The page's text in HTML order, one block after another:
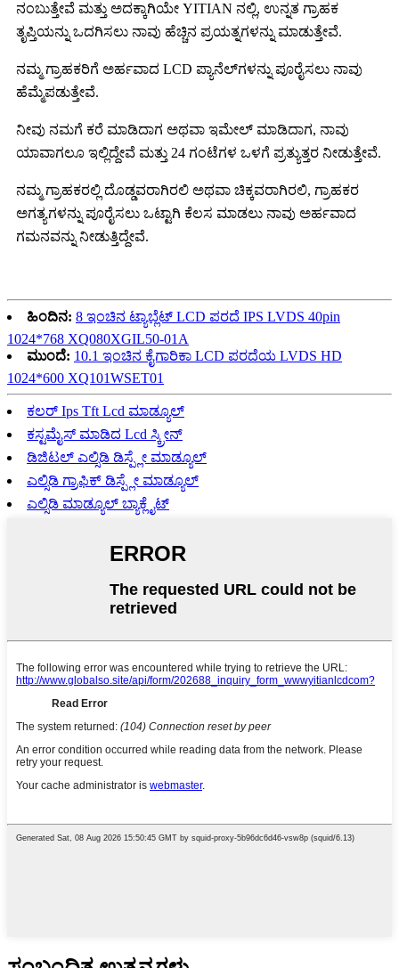
ನಂಬುತ್ತೇವೆ ಮತ್ತು ಅದಕ್ಕಾಗಿಯೇ YITIAN ನಲ್ಲಿ, ಉನ್ನತ ಗ್ರಾಹಕ
ತೃಪ್ತಿಯನ್ನು ಒದಗಿಸಲು ನಾವು ಹೆಚ್ಚಿನ ಪ್ರಯತ್ನಗಳನ್ನು ಮಾಡುತ್ತೇವೆ.
ನಮ್ಮ ಗ್ರಾಹಕರಿಗೆ ಅರ್ಹವಾದ LCD ಪ್ಯಾನೆಲ್‌ಗಳನ್ನು ಪೂರೈಸಲು ನಾವು
ಹೆಮ್ಮೆಪಡುತ್ತೇವೆ.
ನೀವು ನಮಗೆ ಕರೆ ಮಾಡಿದಾಗ ಅಥವಾ ಇಮೇಲ್ ಮಾಡಿದಾಗ, ನಾವು
ಯಾವಾಗಲೂ ಇಲ್ಲಿದ್ದೇವೆ ಮತ್ತು 24 ಗಂಟೆಗಳ ಒಳಗೆ ಪ್ರತ್ಯುತ್ತರ ನೀಡುತ್ತೇವೆ.
ನಮ್ಮ ಗ್ರಾಹಕರಲ್ಲಿ ದೊಡ್ಡವರಾಗಿರಲಿ ಅಥವಾ ಚಿಕ್ಕವರಾಗಿರಲಿ, ಗ್ರಾಹಕರ
ಅಗತ್ಯಗಳನ್ನು ಪೂರೈಸಲು ಒಟ್ಟಾಗಿ ಕೆಲಸ ಮಾಡಲು ನಾವು ಅರ್ಹವಾದ
ಗಮನವನ್ನು ನೀಡುತ್ತಿದ್ದೇವೆ.
ಹಿಂದಿನ: 8 ಇಂಚಿನ ಟ್ಯಾಬ್ಲೆಟ್ LCD ಪರದೆ IPS LVDS 40pin
1024*768 XQ080XGIL50-01A
ಮುಂದೆ: 10.1 ಇಂಚಿನ ಕೈಗಾರಿಕಾ LCD ಪರದೆಯ LVDS HD
1024*600 XQ101WSET01
ಕಲರ್ Ips Tft Lcd ಮಾಡ್ಯೂಲ್
ಕಸ್ಟಮೈಸ್ ಮಾಡಿದ Lcd ಸ್ಕ್ರೀನ್
ಡಿಜಿಟಲ್ ಎಲ್ಸಿಡಿ ಡಿಸ್ಪ್ಲೇ ಮಾಡ್ಯೂಲ್
ಎಲ್ಸಿಡಿ ಗ್ರಾಫಿಕ್ ಡಿಸ್ಪ್ಲೇ ಮಾಡ್ಯೂಲ್
ಎಲ್ಸಿಡಿ ಮಾಡ್ಯೂಲ್ ಬ್ಯಾಕ್ಲೈಟ್